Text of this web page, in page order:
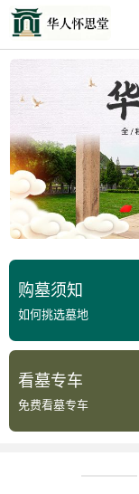
购墓须知
如何挑选墓地
看墓专车
免费看墓专车